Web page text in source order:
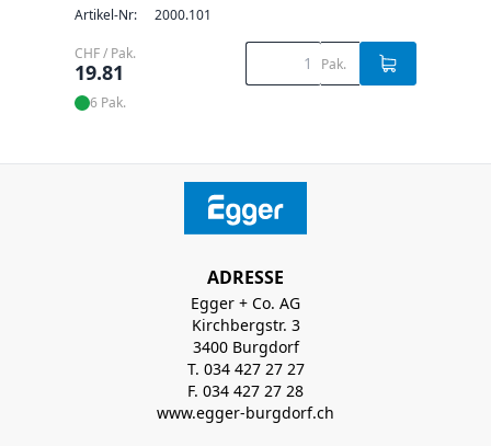
Artikel-Nr: 2000.101
CHF / Pak.
19.81 Pak.
6 Pak.
ADRESSE
Egger + Co. AG
Kirchbergstr. 3
3400 Burgdorf
T. 034 427 27 27
F. 034 427 27 28
www.egger-burgdorf.ch